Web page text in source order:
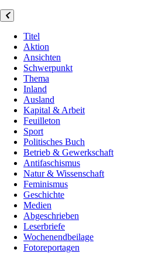
Titel
Aktion
Ansichten
Schwerpunkt
Thema
Inland
Ausland
Kapital & Arbeit
Feuilleton
Sport
Politisches Buch
Betrieb & Gewerkschaft
Antifaschismus
Natur & Wissenschaft
Feminismus
Geschichte
Medien
Abgeschrieben
Leserbriefe
Wochenendbeilage
Fotoreportagen